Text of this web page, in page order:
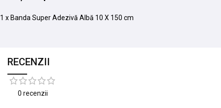
1 x Banda Super Adezivă Albă 10 X 150 cm
RECENZII
0 recenzii